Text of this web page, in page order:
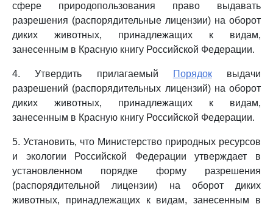
сфере природопользования право выдавать
разрешения (распорядительные лицензии) на оборот
диких животных, принадлежащих к видам,
занесенным в Красную книгу Российской Федерации.
4. Утвердить прилагаемый Порядоквыдачи
разрешений (распорядительных лицензий) на оборот
диких животных, принадлежащих к видам,
занесенным в Красную книгу Российской Федерации.
5. Установить, что Министерство природных ресурсов
и экологии Российской Федерации утверждает в
установленном порядке форму разрешения
(распорядительной лицензии) на оборот диких
животных, принадлежащих к видам, занесенным в